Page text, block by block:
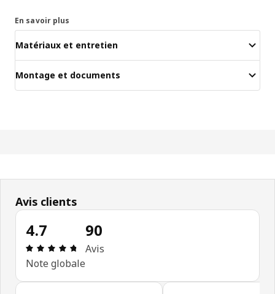
En savoir plus
Matériaux et entretien
Montage et documents
Avis clients
4.7
Avis: 4.7 sur 5 étoiles Nombre total d'avis: 90
Note globale
90
Avis
Ignorer les avis clients